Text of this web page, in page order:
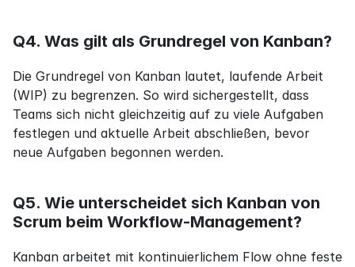
Q4. Was gilt als Grundregel von Kanban?
Die Grundregel von Kanban lautet, laufende Arbeit
(WIP) zu begrenzen. So wird sichergestellt, dass
Teams sich nicht gleichzeitig auf zu viele Aufgaben
festlegen und aktuelle Arbeit abschließen, bevor
neue Aufgaben begonnen werden.
Q5. Wie unterscheidet sich Kanban von
Scrum beim Workflow-Management?
Kanban arbeitet mit kontinuierlichem Flow ohne feste